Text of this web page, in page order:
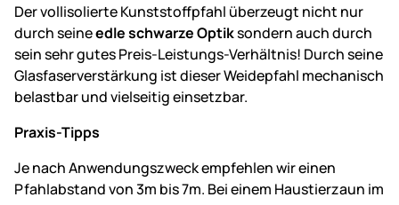
Der vollisolierte Kunststoffpfahl überzeugt nicht nur
durch seineedle schwarze Optiksondern auch durch
sein sehr gutes Preis-Leistungs-Verhältnis! Durch seine
Glasfaserverstärkung ist dieser Weidepfahl mechanisch
belastbar und vielseitig einsetzbar.
Praxis-Tipps
Je nach Anwendungszweck empfehlen wir einen
Pfahlabstand von 3m bis 7m. Bei einem Haustierzaun im